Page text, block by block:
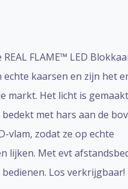
FLAME™ LED
echte kaarsen en zijn het
markt. Het licht is
met hars aan de
vlam, zodat ze op echte
lijken. Met evt
Los verkrijgbaar!